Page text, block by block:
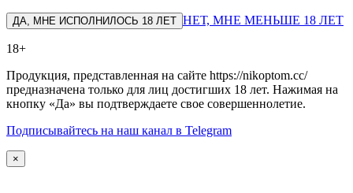
ДА, МНЕ ИСПОЛНИЛОСЬ 18 ЛЕТ НЕТ, МНЕ МЕНЬШЕ 18 ЛЕТ
18+
Продукция, представленная на сайте https://nikoptom.cc/
предназначена только для лиц достигших 18 лет. Нажимая на
кнопку «Да» вы подтверждаете свое совершеннолетие.
Подписывайтесь на наш канал в Telegram
×